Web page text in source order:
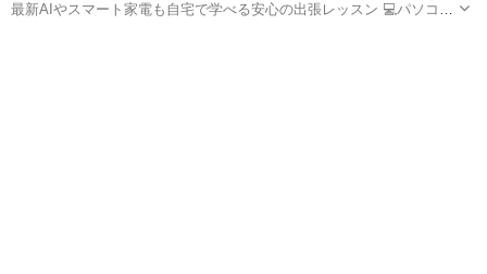
最新AIやスマート家電も自宅で学べる安心の出張レッスン 💻パソコ